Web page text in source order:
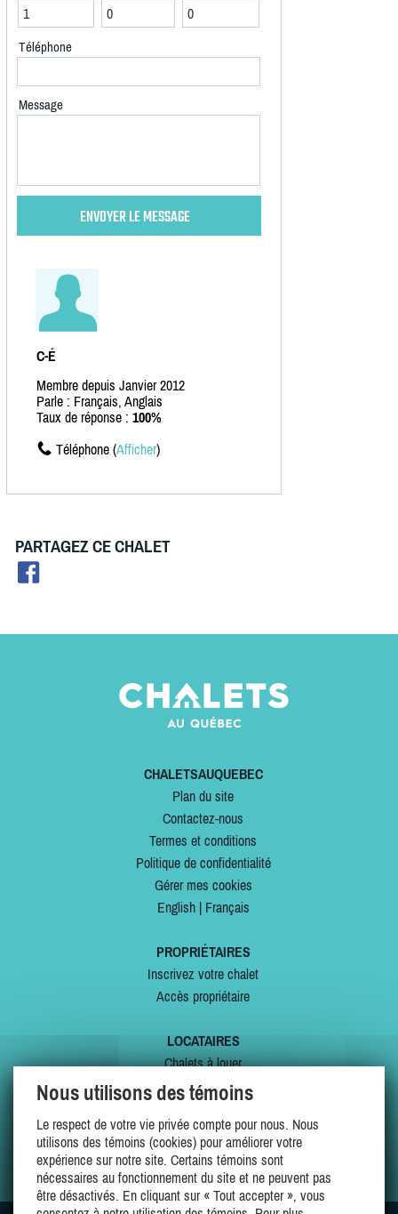
Téléphone
Message
C-É
Membre depuis Janvier 2012
Parle : Français, Anglais
Taux de réponse : 100%
Téléphone (Afficher)
PARTAGEZ CE CHALET
CHALETSAUQUEBEC
Plan du site
Contactez-nous
Termes et conditions
Politique de confidentialité
Gérer mes cookies
English| Français
PROPRIÉTAIRES
Inscrivez votre chalet
Accès propriétaire
LOCATAIRES
Chalets à louer
Chalets à vendre
Offres spéciales
Mes favoris
Nous utilisons des témoins
Le respect de votre vie privée compte pour nous. Nous
utilisons des témoins (cookies) pour améliorer votre
expérience sur notre site. Certains témoins sont
nécessaires au fonctionnement du site et ne peuvent pas
être désactivés. En cliquant sur « Tout accepter », vous